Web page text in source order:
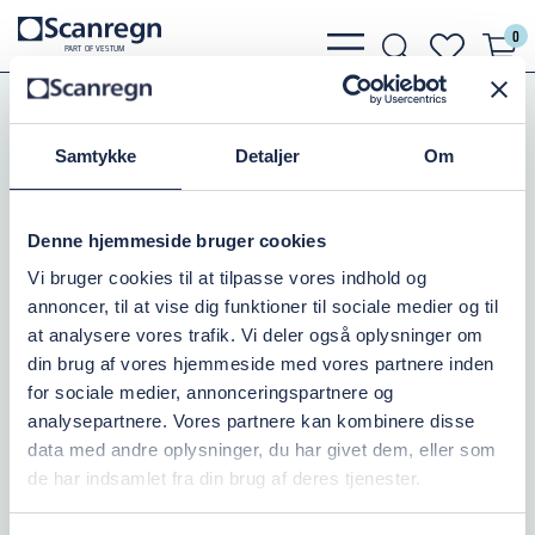
Samtykke Detaljer Om
Denne hjemmeside bruger cookies
Vi bruger cookies til at tilpasse vores indhold og
annoncer, til at vise dig funktioner til sociale medier og til
at analysere vores trafik. Vi deler også oplysninger om
din brug af vores hjemmeside med vores partnere inden
for sociale medier, annonceringspartnere og
analysepartnere. Vores partnere kan kombinere disse
data med andre oplysninger, du har givet dem, eller som
de har indsamlet fra din brug af deres tjenester.
PARTOF VESTUM
bars
light
search
light
heart 0
Pumper
Atlas Copco Entreprenør dykpumpe
ATLAS C WEDA D80N, G6" 3X400V
Varenr.:
Ikke på lager
143.125,00 DKKinkl. moms
Læg i kurv